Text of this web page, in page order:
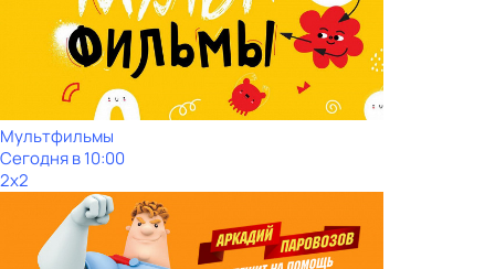
Мультфильмы
Сегодня в 10:00
2x2